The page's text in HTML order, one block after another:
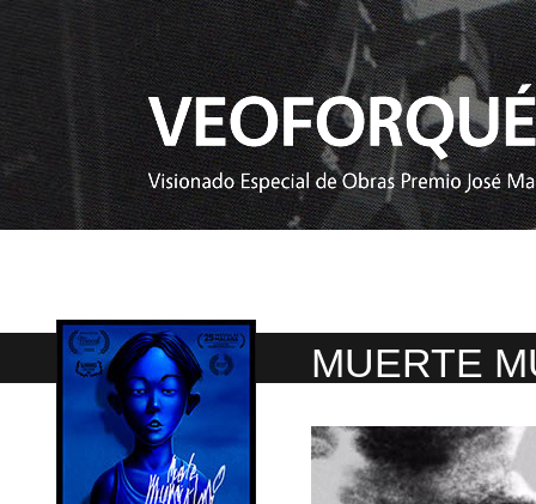
MUERTE